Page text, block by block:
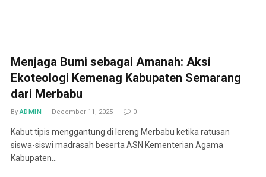
Menjaga Bumi sebagai Amanah: Aksi
Ekoteologi Kemenag Kabupaten Semarang
dari Merbabu
By ADMIN December 11, 2025 0
Kabut tipis menggantung di lereng Merbabu ketika ratusan
siswa-siswi madrasah beserta ASN Kementerian Agama
Kabupaten…